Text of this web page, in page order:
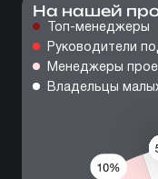
На нашей
Топ-менеджеры
Руководители
Менеджеры
Владельцы